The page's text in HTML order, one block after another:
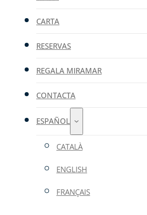
CARTA
RESERVAS
REGALA MIRAMAR
CONTACTA
ESPAÑOL
CATALÀ
ENGLISH
FRANÇAIS